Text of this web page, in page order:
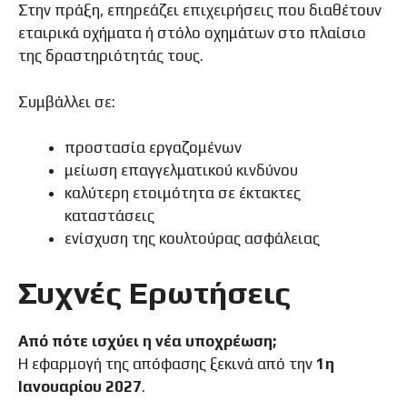
Στην πράξη, επηρεάζει επιχειρήσεις που διαθέτουν
εταιρικά οχήματα ή στόλο οχημάτων στο πλαίσιο
της δραστηριότητάς τους.
Συμβάλλει σε:
προστασία εργαζομένων
μείωση επαγγελματικού κινδύνου
καλύτερη ετοιμότητα σε έκτακτες
καταστάσεις
ενίσχυση της κουλτούρας ασφάλειας
Συχνές Ερωτήσεις
Από πότε ισχύει η νέα υποχρέωση;
Η εφαρμογή της απόφασης ξεκινά από την 1η
Ιανουαρίου 2027.